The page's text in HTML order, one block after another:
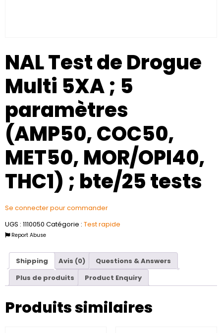
NAL Test de Drogue
Multi 5XA ; 5
paramètres
(AMP50, COC50,
MET50, MOR/OPI40,
THC1) ; bte/25 tests
Se connecter pour commander
UGS : 1110050 Catégorie : Test rapide
Report Abuse
Shipping Avis (0)
Questions & Answers
Plus de produits
Product Enquiry
Produits similaires